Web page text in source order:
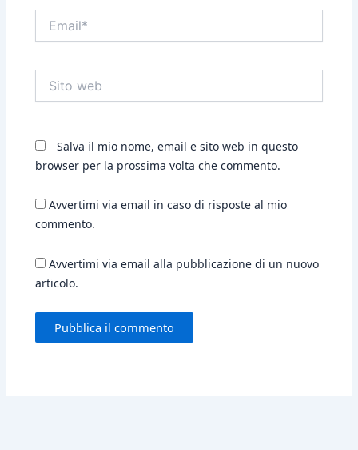
web
Salva il mio nome, email e sito web in questo
browser per la prossima volta che commento.
Avvertimi via email in caso di risposte al mio
commento.
Avvertimi via email alla pubblicazione di un nuovo
articolo.